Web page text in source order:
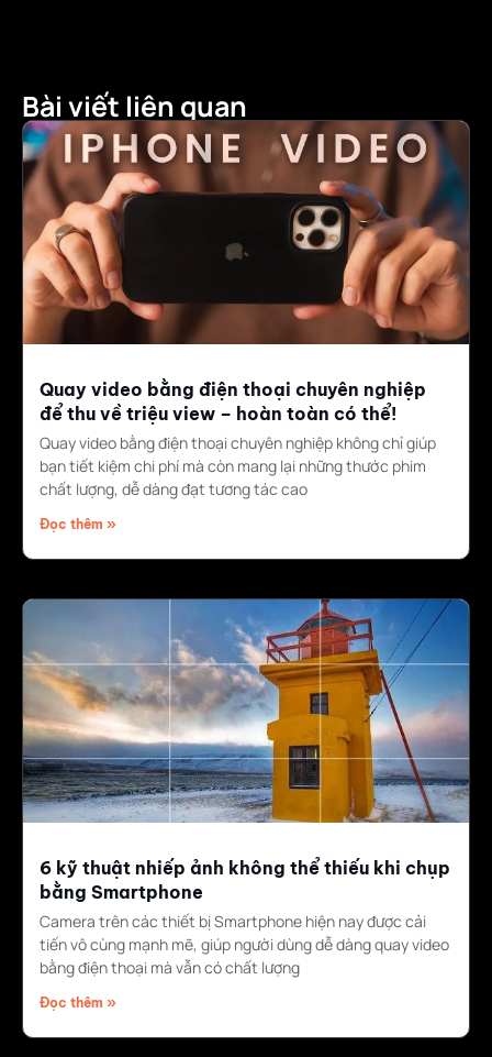
Bài viết liên quan
Quay video bằng điện thoại chuyên nghiệp
để thu về triệu view – hoàn toàn có thể!
Quay video bằng điện thoại chuyên nghiệp không chỉ giúp
bạn tiết kiệm chi phí mà còn mang lại những thước phim
chất lượng, dễ dàng đạt tương tác cao
Đọc thêm »
6 kỹ thuật nhiếp ảnh không thể thiếu khi chụp
bằng Smartphone
Camera trên các thiết bị Smartphone hiện nay được cải
tiến vô cùng mạnh mẽ, giúp người dùng dễ dàng quay video
bằng điện thoại mà vẫn có chất lượng
Đọc thêm »